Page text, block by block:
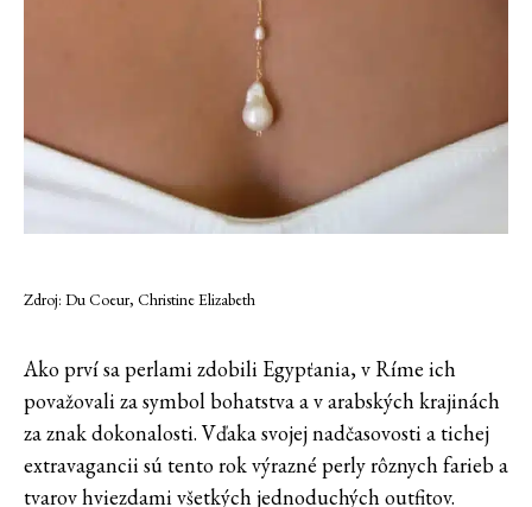
Zdroj: Du Coeur, Christine Elizabeth
Ako prví sa perlami zdobili Egypťania, v Ríme ich
považovali za symbol bohatstva a v arabských krajinách
za znak dokonalosti. Vďaka svojej nadčasovosti a tichej
extravagancii sú tento rok výrazné perly rôznych farieb a
tvarov hviezdami všetkých jednoduchých outfitov.